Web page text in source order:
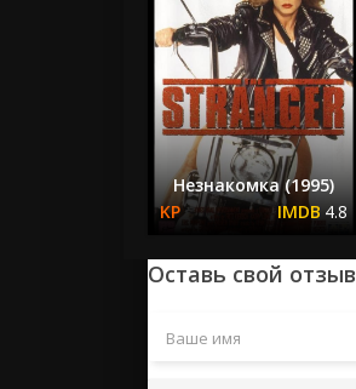
Незнакомка (1995)
4.8
Оставь свой отзыв